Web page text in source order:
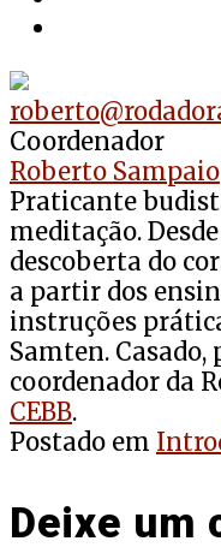
Coordenador
Roberto Sampaio
Praticante
meditação.
descoberta do
a partir dos
instruções
Samten. Casado,
coordenador da
CEBB.
Postado em
Deixe um